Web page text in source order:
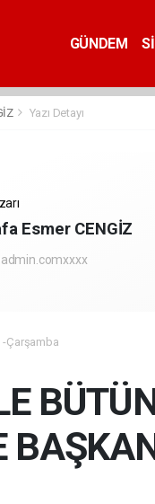
GÜNDEM
Yazı Detayı
Esmer CENGİZ
-Çarşamba